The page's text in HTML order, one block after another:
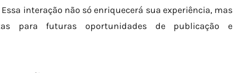
interação não só enriquecerá sua experiência, mas
para futuras oportunidades de publicação e